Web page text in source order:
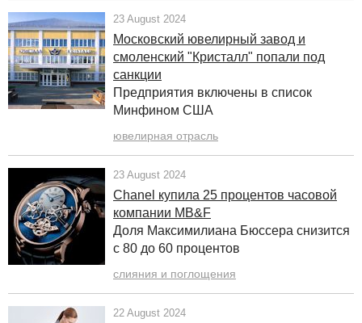
23 August 2024
Московский ювелирный завод и
смоленский "Кристалл" попали под
санкции
Предприятия включены в список
Минфином США
ювелирная отрасль
23 August 2024
Chanel купила 25 процентов часовой
компании MB&F
Доля Максимилиана Бюссера снизится
с 80 до 60 процентов
слияния и поглощения
22 August 2024